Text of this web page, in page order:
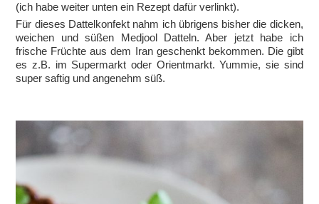
(ich habe weiter unten ein Rezept dafür verlinkt).
Für dieses Dattelkonfekt nahm ich übrigens bisher die dicken,
weichen und süßen Medjool Datteln. Aber jetzt habe ich
frische Früchte aus dem Iran geschenkt bekommen. Die gibt
es z.B. im Supermarkt oder Orientmarkt. Yummie, sie sind
super saftig und angenehm süß.